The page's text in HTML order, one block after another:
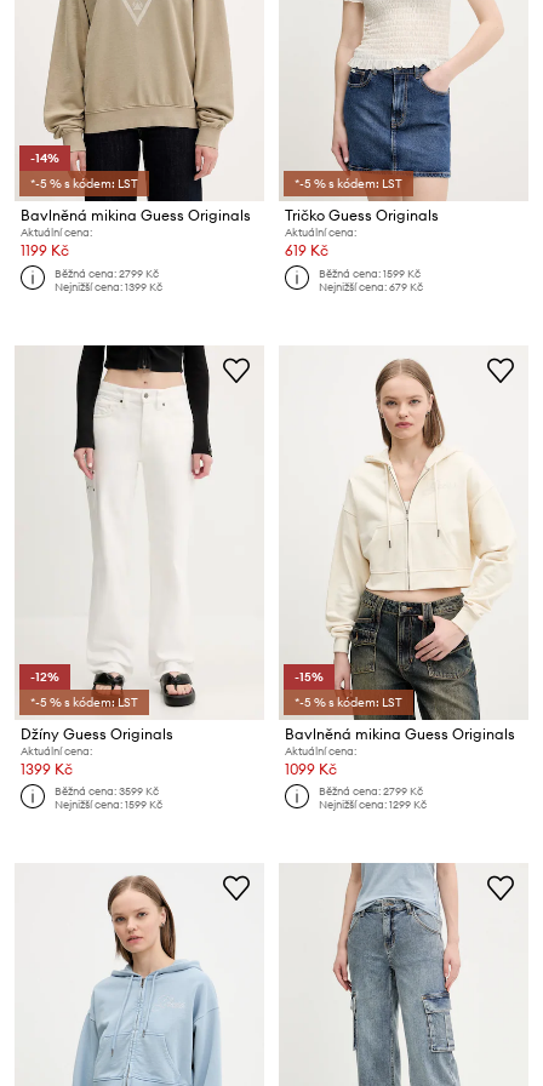
-14%
*-5 % s kódem: LST
Bavlněná mikina Guess Originals
Aktuální cena:
1199 Kč
Běžná cena:2799 Kč
Nejnižší cena:1399 Kč
*-5 % s kódem: LST
Tričko Guess Originals
Aktuální cena:
619 Kč
Běžná cena:1599 Kč
Nejnižší cena:679 Kč
-12%
*-5 % s kódem: LST
Džíny Guess Originals
Aktuální cena:
1399 Kč
Běžná cena:3599 Kč
Nejnižší cena:1599 Kč
-15%
*-5 % s kódem: LST
Bavlněná mikina Guess Originals
Aktuální cena:
1099 Kč
Běžná cena:2799 Kč
Nejnižší cena:1299 Kč